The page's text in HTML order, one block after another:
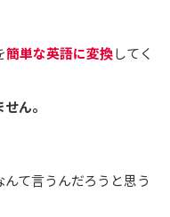
簡単な英語に変換してく
ん。
て言うんだろうと思う